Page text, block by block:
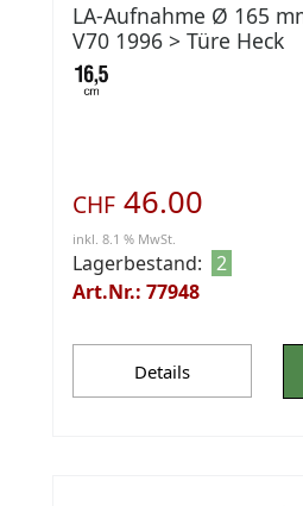
LA-Aufnahme Ø 165
V70 1996 > Türe Heck
CHF 46.00
inkl. 8.1 % MwSt.
Lagerbestand: 2
Art.Nr.: 77948
Details